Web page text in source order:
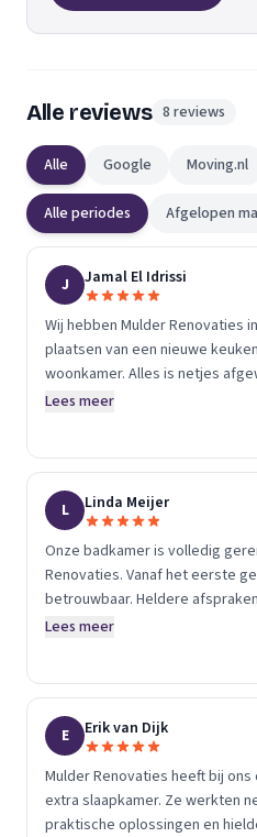
Alle reviews 8 reviews
Alle Google Moving.nl
Alle periodes Afgelopen
J Jamal El Idrissi
Wij hebben Mulder Renovaties
plaatsen van een nieuwe
woonkamer. Alles is netjes
schoon achter. Goede
Lees meer
L Linda Meijer
Onze badkamer is volledig
Renovaties. Vanaf het eerste
betrouwbaar. Heldere
achteraf en strak tegelwerk. We
Lees meer
E Erik van Dijk
Mulder Renovaties heeft bij
extra slaapkamer. Ze werkten
praktische oplossingen en